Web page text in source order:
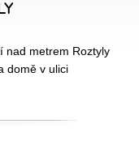
nad metrem Roztyly
domě v ulici